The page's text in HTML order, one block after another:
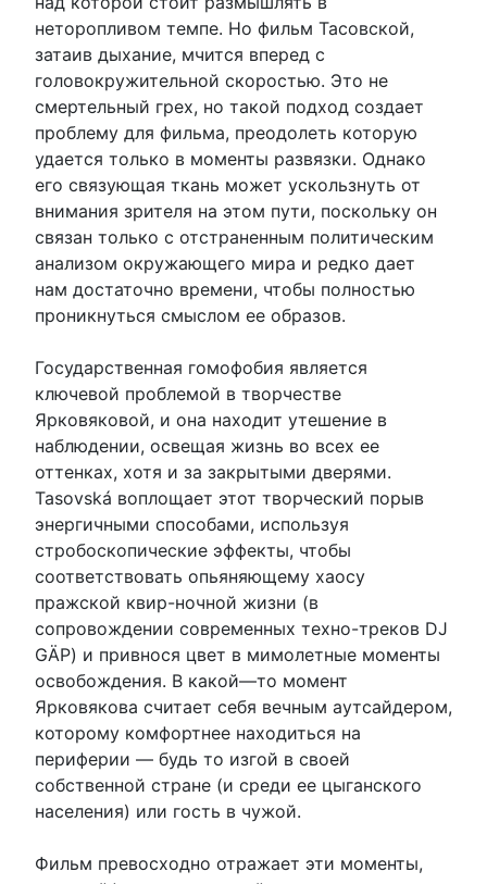
неторопливом темпе. Но фильм Тасовской,
затаив дыхание, мчится вперед с
головокружительной скоростью. Это не
смертельный грех, но такой подход создает
проблему для фильма, преодолеть которую
удается только в моменты развязки. Однако
его связующая ткань может ускользнуть от
внимания зрителя на этом пути, поскольку он
связан только с отстраненным политическим
анализом окружающего мира и редко дает
нам достаточно времени, чтобы полностью
проникнуться смыслом ее образов.
Государственная гомофобия является
ключевой проблемой в творчестве
Ярковяковой, и она находит утешение в
наблюдении, освещая жизнь во всех ее
оттенках, хотя и за закрытыми дверями.
Tasovská воплощает этот творческий порыв
энергичными способами, используя
стробоскопические эффекты, чтобы
соответствовать опьяняющему хаосу
пражской квир-ночной жизни (в
сопровождении современных техно-треков DJ
GÄP) и привнося цвет в мимолетные моменты
освобождения. В какой—то момент
Ярковякова считает себя вечным аутсайдером,
которому комфортнее находиться на
периферии — будь то изгой в своей
собственной стране (и среди ее цыганского
населения) или гость в чужой.
Фильм превосходно отражает эти моменты,